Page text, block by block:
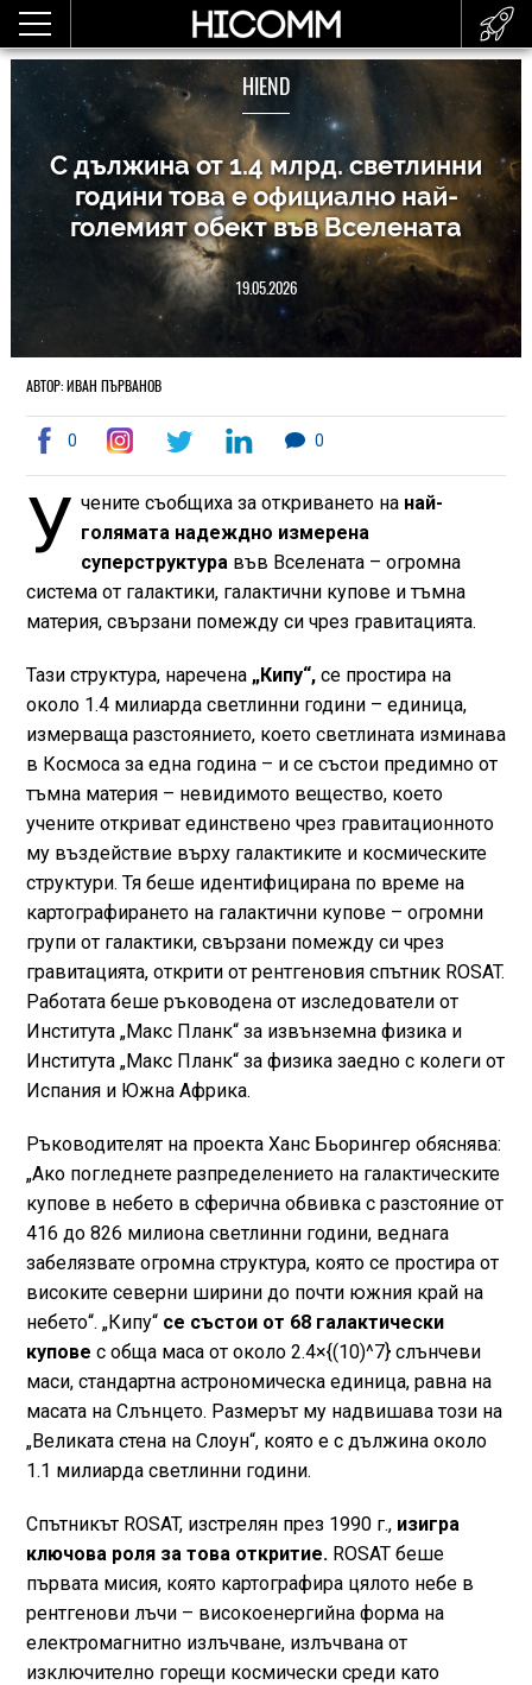
HIEND
С дължина от 1.4 млрд. светлинни
години това е официално най-
големият обект във Вселената
19.05.2026
АВТОР: ИВАН ПЪРВАНОВ
0 0
У чените съобщиха за откриването на най-
голямата надеждно измерена
суперструктура във Вселената – огромна
система от галактики, галактични купове и тъмна
материя, свързани помежду си чрез гравитацията.
Тази структура, наречена „Кипу“,се простира на
около 1.4 милиарда светлинни години – единица,
измерваща разстоянието, което светлината изминава
в Космоса за една година – и се състои предимно от
тъмна материя – невидимото вещество, което
учените откриват единствено чрез гравитационното
му въздействие върху галактиките и космическите
структури. Тя беше идентифицирана по време на
картографирането на галактични купове – огромни
групи от галактики, свързани помежду си чрез
гравитацията, открити от рентгеновия спътник ROSAT.
Работата беше ръководена от изследователи от
Института „Макс Планк“ за извънземна физика и
Института „Макс Планк“ за физика заедно с колеги от
Испания и Южна Африка.
Ръководителят на проекта Ханс Бьорингер обяснява:
„Ако погледнете разпределението на галактическите
купове в небето в сферична обвивка с разстояние от
416 до 826 милиона светлинни години, веднага
забелязвате огромна структура, която се простира от
високите северни ширини до почти южния край на
небето“. „Кипу“ се състои от 68 галактически
купове с обща маса от около 2.4×{(10)^7} слънчеви
маси, стандартна астрономическа единица, равна на
масата на Слънцето. Размерът му надвишава този на
„Великата стена на Слоун“, която е с дължина около
1.1 милиарда светлинни години.
Спътникът ROSAT, изстрелян през 1990 г., изигра
ключова роля за това откритие.ROSAT беше
първата мисия, която картографира цялото небе в
рентгенови лъчи – високоенергийна форма на
електромагнитно излъчване, излъчвана от
изключително горещи космически среди като